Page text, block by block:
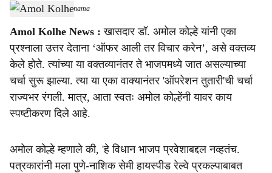
a
r
e
Amol Kolhe -Sarkarnama
Amol Kolhe News : खासदार डॉ. अमोल कोल्हे यांनी एका
प्रश्नाला उत्तर देताना ‘ऑफर आली तर विचार करेन’, असे वक्तव्य
केले होते. त्यांच्या या वक्तव्यानंतर ते भाजपमध्ये जात असल्याच्या
चर्चा सुरू झाल्या. त्या या एका वाक्यानंतर 'ऑपरेशन तुतारी'ची चर्चा
राज्यभर रंगली. मात्र, आता स्वतः अमोल कोल्हेंनी यावर काय
स्पष्टीकरण दिले आहे.
अमोल कोल्हे म्हणाले की, 'हे विधान भाजप प्रवेशाबद्दल नव्हतंच.
पत्रकारांनी मला पुणे-नाशिक सेमी हायस्पीड रेल्वे प्रकल्पाबाबत